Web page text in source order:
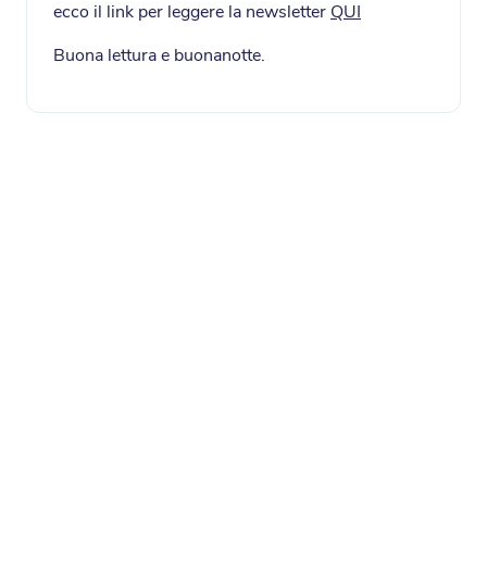
ecco il link per leggere la newsletter QUI
Buona lettura e buonanotte.